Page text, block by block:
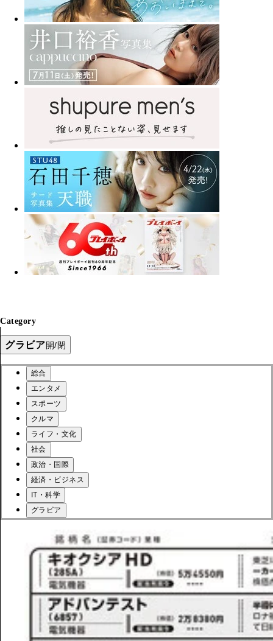
Category
グラビア開/閉
総合
エンタメ
スポーツ
クルマ
ライフ・文化
社会
政治・国際
経済・ビジネス
IT・科学
グラビア